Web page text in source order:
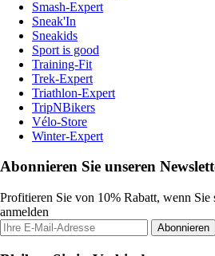
Smash-Expert
Sneak'In
Sneakids
Sport is good
Training-Fit
Trek-Expert
Triathlon-Expert
TripNBikers
Vélo-Store
Winter-Expert
Abonnieren Sie unseren
Profitieren Sie von 10% Rabatt, wenn Sie
anmelden
Abonnieren